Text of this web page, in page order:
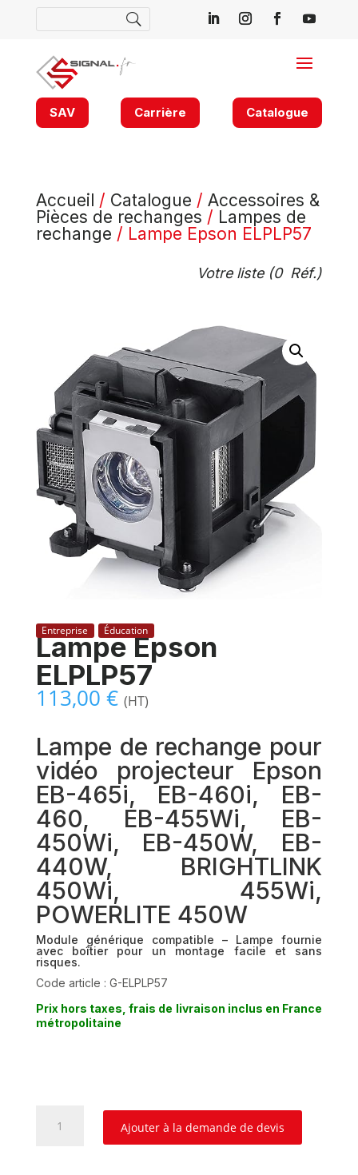
SAV Carrière Catalogue
Accueil / Catalogue / Accessoires &
Pièces de rechanges / Lampes de
rechange / Lampe Epson ELPLP57
Votre liste (0 Réf.)
Entreprise Éducation
Lampe Epson
ELPLP57
113,00 € (HT)
Lampe de rechange pour
vidéo projecteur Epson
EB-465i, EB-460i, EB-
460, EB-455Wi, EB-
450Wi, EB-450W, EB-
440W, BRIGHTLINK
450Wi, 455Wi,
POWERLITE 450W
Module générique compatible – Lampe fournie
avec boîtier pour un montage facile et sans
risques.
Code article : G-ELPLP57
Prix hors taxes, frais de livraison inclus en France
métropolitaine
Ajouter à la demande de devis